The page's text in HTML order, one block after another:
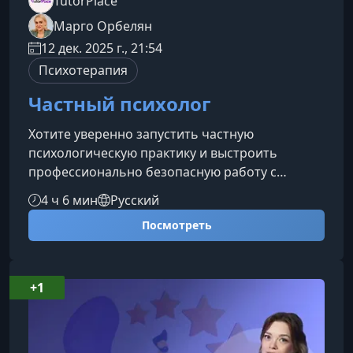
Марго Орбелян
12 дек. 2025 г., 21:54
Психотерапия
Частный психолог
Хотите уверенно запустить частную
психологическую практику и выстроить
профессионально безопасную работу с
клиентами? Этот курс поможет создать
устойчивую систему привлечения клиентов,
выбрать оптимальное направление работы и
предсказуемой.Что даст вам этот
курсПрограмма фокусируется на ключевых
аспектах запуска и развития частной практики,
сочетая профессиональ
4 ч 6 мин Русский
Посмотреть
+1